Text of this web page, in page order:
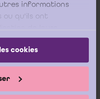
informations
ou qu'ils ont
cookies
en péril l’indépendance
visée à l’article 12 la loi
ancien commissaire de
le cadre de sa mission
qu'il a certifiés (par
faites dans le cadre d'un
utilement être traité